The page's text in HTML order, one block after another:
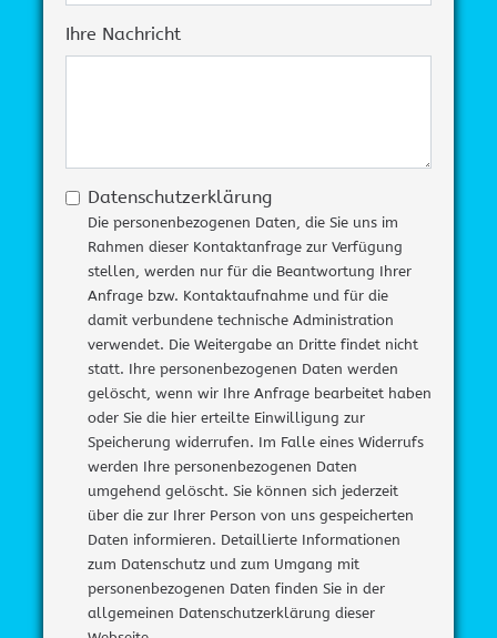
Ihre Nachricht
Datenschutzerklärung
Die personenbezogenen Daten, die Sie uns im
Rahmen dieser Kontaktanfrage zur Verfügung
stellen, werden nur für die Beantwortung Ihrer
Anfrage bzw. Kontaktaufnahme und für die
damit verbundene technische Administration
verwendet. Die Weitergabe an Dritte findet nicht
statt. Ihre personenbezogenen Daten werden
gelöscht, wenn wir Ihre Anfrage bearbeitet haben
oder Sie die hier erteilte Einwilligung zur
Speicherung widerrufen. Im Falle eines Widerrufs
werden Ihre personenbezogenen Daten
umgehend gelöscht. Sie können sich jederzeit
über die zur Ihrer Person von uns gespeicherten
Daten informieren. Detaillierte Informationen
zum Datenschutz und zum Umgang mit
personenbezogenen Daten finden Sie in der
allgemeinen Datenschutzerklärung dieser